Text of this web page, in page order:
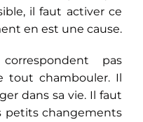
il faut activer ce
en est une cause.
pas
tout chambouler. Il
dans sa vie. Il faut
petits changements